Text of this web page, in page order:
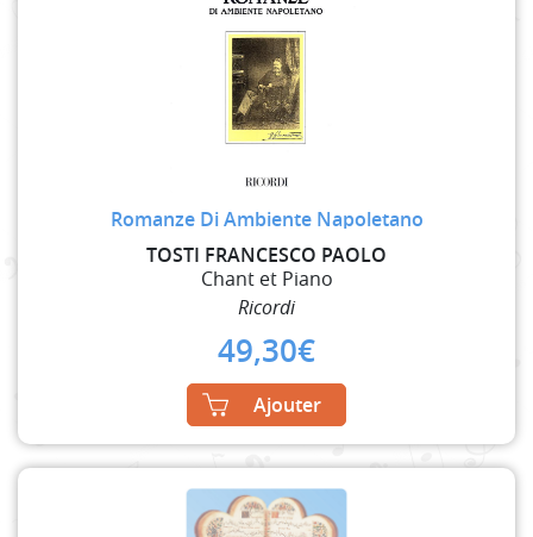
Romanze Di Ambiente Napoletano
TOSTI FRANCESCO PAOLO
Chant et Piano
Ricordi
49,30€
Ajouter